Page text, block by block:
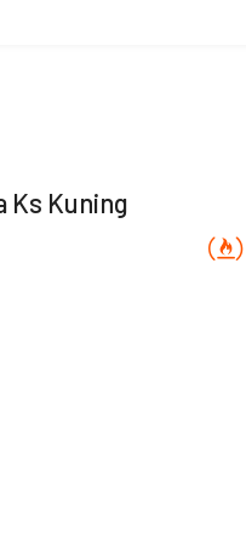
Ks Kuning